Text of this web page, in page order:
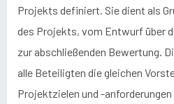
Projekts definiert. Sie dient als
des Projekts, vom Entwurf über
zur abschließenden Bewertung.
alle Beteiligten die gleichen
Projektzielen und -anforderungen